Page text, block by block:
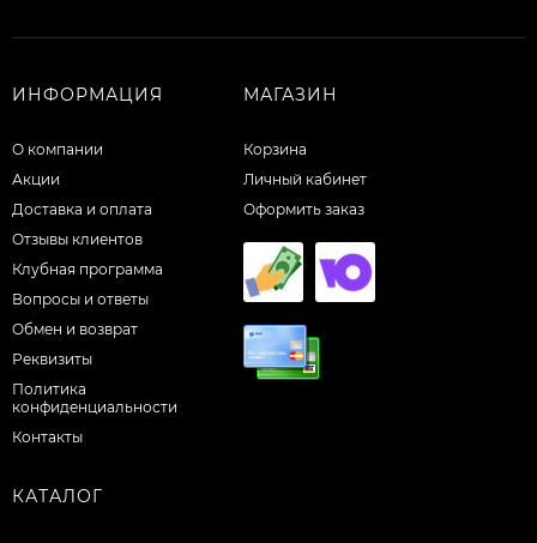
ИНФОРМАЦИЯ
О компании
Акции
Доставка и оплата
Отзывы клиентов
Клубная программа
Вопросы и ответы
Обмен и возврат
Реквизиты
Политика
конфиденциальности
Контакты
МАГАЗИН
Корзина
Личный кабинет
Оформить заказ
КАТАЛОГ